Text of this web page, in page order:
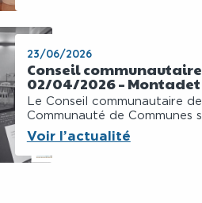
23/06/2026
Conseil communautaire
02/04/2026 – Montadet
Le Conseil communautaire
Communauté de Communes
Voir l’actualité